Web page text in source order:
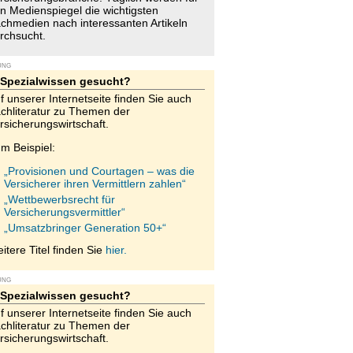
Medienspiegel die wichtigsten
nach interessanten Artikeln
Spezialwissen gesucht?
unserer Internetseite finden Sie auch
zu Themen der
Beispiel:
„Provisionen und Courtagen – was die
Versicherer ihren Vermittlern zahlen“
„Wettbewerbsrecht für
Versicherungsvermittler“
„Umsatzbringer Generation 50+“
Titel finden Sie hier.
Spezialwissen gesucht?
unserer Internetseite finden Sie auch
zu Themen der